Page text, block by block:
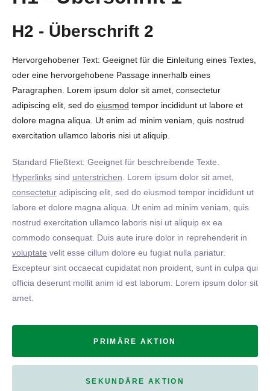
H2 - Überschrift 2
Hervorgehobener Text: Geeignet für die Einleitung eines Textes,
oder eine hervorgehobene Passage innerhalb eines
Paragraphen. Lorem ipsum dolor sit amet, consectetur
adipiscing elit, sed do eiusmod tempor incididunt ut labore et
dolore magna aliqua. Ut enim ad minim veniam, quis nostrud
exercitation ullamco laboris nisi ut aliquip.
Standard Fließtext: Geeignet für beschreibende Texte.
Hyperlinks sind unterstrichen . Lorem ipsum dolor sit amet,
consectetur adipiscing elit, sed do eiusmod tempor incididunt ut
labore et dolore magna aliqua. Ut enim ad minim veniam, quis
nostrud exercitation ullamco laboris nisi ut aliquip ex ea
commodo consequat. Duis aute irure dolor in reprehenderit in
voluptate velit esse cillum dolore eu fugiat nulla pariatur.
Excepteur sint occaecat cupidatat non proident, sunt in culpa qui
officia deserunt mollit anim id est laborum. Lorem ipsum dolor sit
amet.
PRIMÄRE AKTION
SEKUNDÄRE AKTION